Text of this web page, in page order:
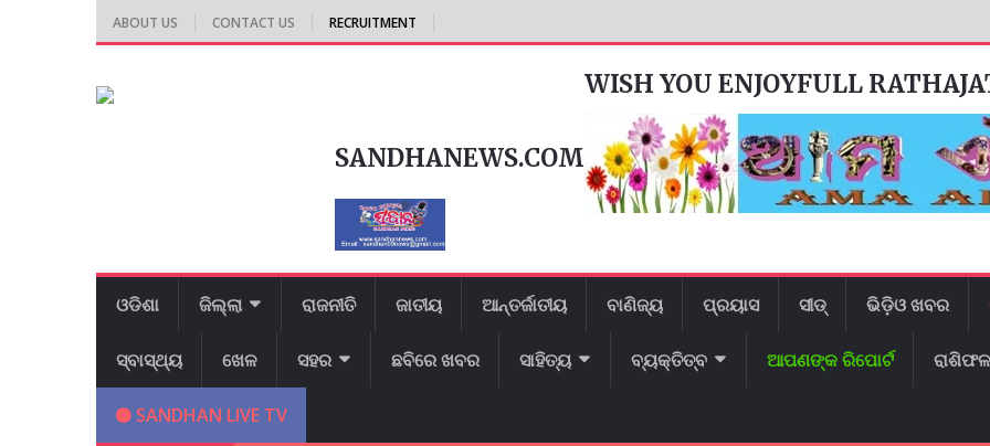
ABOUT US CONTACT US RECRUITMENT
WISH YOU ENJOYFULL
SANDHANEWS.COM
ଓଡିଶା ଜିଲ୍ଲା ରାଜନୀତି ଜାତୀୟ ଆନ୍ତର୍ଜାତୀୟ ବାଣିଜ୍ୟ ପ୍ରୟାସ ସୀଡ୍ ଭିଡ଼ିଓ ଖବର
ସ୍ବାସ୍ଥ୍ୟ ଖେଳ ସହର ଛବିରେ ଖବର ସାହିତ୍ୟ ବ୍ୟକ୍ତିତ୍ବ ଆପଣଙ୍କ ରିପୋର୍ଟ ରାଶିଫଳ
SANDHAN LIVE TV